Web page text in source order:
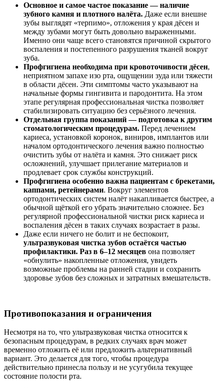
Основное и самое частое показание — наличие
зубного камня и плотного налёта. Даже если внешне
зубы выглядят «терпимо», отложения у края дёсен и
между зубами могут быть довольно выраженными.
Именно они чаще всего становятся причиной скрытого
воспаления и постепенного разрушения тканей вокруг
зуба.
Профгигиена необходима при кровоточивости дёсен,
неприятном запахе изо рта, ощущении зуда или тяжести
в области дёсен. Эти симптомы часто указывают на
начальные формы гингивита и пародонтита. На этом
этапе регулярная профессиональная чистка позволяет
стабилизировать ситуацию без серьёзного лечения.
Отдельная группа показаний — подготовка к другим
стоматологическим процедурам. Перед лечением
кариеса, установкой коронок, виниров, имплантов или
началом ортодонтического лечения важно полностью
очистить зубы от налёта и камня. Это снижает риск
осложнений, улучшает прилегание материалов и
продлевает срок службы конструкций.
Профгигиена особенно важна пациентам с брекетами,
каппами, ретейнерами. Вокруг элементов
ортодонтических систем налёт накапливается быстрее, а
обычной щёткой его убрать значительно сложнее. Без
регулярной профессиональной чистки риск кариеса и
воспаления дёсен в таких случаях возрастает в разы.
Даже если ничего не болит и не беспокоит,
ультразвуковая чистка зубов остаётся частью
профилактики. Раз в 6–12 месяцев она позволяет
«обнулить» накопленные отложения, увидеть
возможные проблемы на ранней стадии и сохранить
здоровье зубов без сложных и затратных вмешательств.
Противопоказания и ограничения
Несмотря на то, что ультразвуковая чистка относится к
безопасным процедурам, в редких случаях врач может
временно отложить её или предложить альтернативный
вариант. Это делается для того, чтобы процедура
действительно принесла пользу и не усугубила текущее
состояние полости рта.